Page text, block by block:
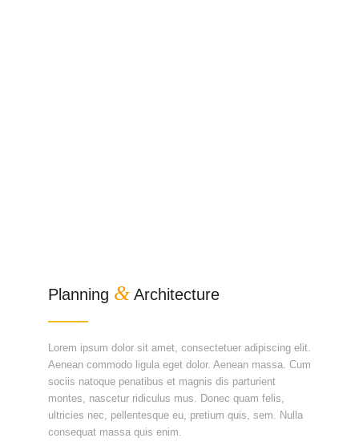
Planning & Architecture
Lorem ipsum dolor sit amet, consectetuer adipiscing elit.
Aenean commodo ligula eget dolor. Aenean massa. Cum
sociis natoque penatibus et magnis dis parturient
montes, nascetur ridiculus mus. Donec quam felis,
ultricies nec, pellentesque eu, pretium quis, sem. Nulla
consequat massa quis enim.